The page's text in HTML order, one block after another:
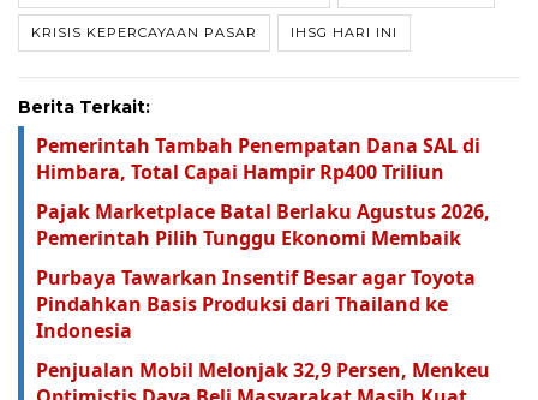
KRISIS KEPERCAYAAN PASAR IHSG HARI INI
Berita Terkait:
Pemerintah Tambah Penempatan Dana SAL di
Himbara, Total Capai Hampir Rp400 Triliun
Pajak Marketplace Batal Berlaku Agustus 2026,
Pemerintah Pilih Tunggu Ekonomi Membaik
Purbaya Tawarkan Insentif Besar agar Toyota
Pindahkan Basis Produksi dari Thailand ke
Indonesia
Penjualan Mobil Melonjak 32,9 Persen, Menkeu